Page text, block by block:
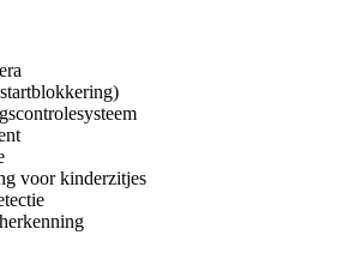
voor kinderzitjes